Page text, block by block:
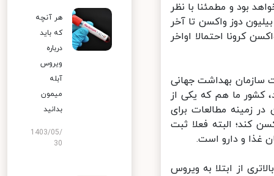
بود و مطمئنا با نظر
که در سایت سازمان جهانی بهداشت مشاهده می‌کنم، حدود ۲ بیلیون دوز واکسن تا آخر
کرونا احتمالا اواخر
سازمان بهداشت جهانی
ما هم که یکی از
زمینه مطالعات برای
کند؛ البته فعلا ثبت
غذا و دارو است.
از ابتلا به ویروس
هر آنچه
که باید
درباره
ویروس
آبله
میمون
بدانید
1403/05/
30